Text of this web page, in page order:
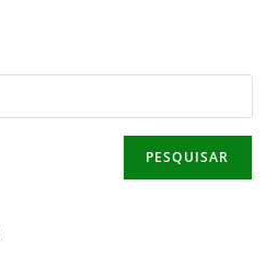
PESQUISAR